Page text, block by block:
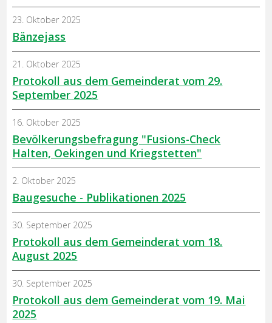
Bänzejass
23. Oktober 2025
Protokoll aus dem Gemeinderat vom 29.
September 2025
21. Oktober 2025
Bevölkerungsbefragung "Fusions-Check
Halten, Oekingen und Kriegstetten"
16. Oktober 2025
Baugesuche - Publikationen 2025
2. Oktober 2025
Protokoll aus dem Gemeinderat vom 18.
August 2025
30. September 2025
Protokoll aus dem Gemeinderat vom 19. Mai
2025
30. September 2025